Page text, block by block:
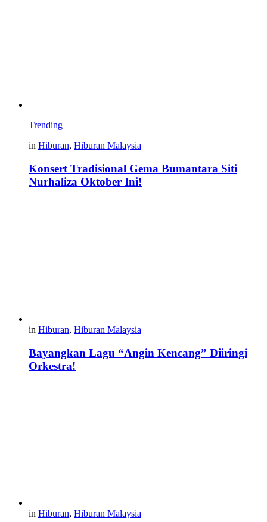
Trending
in Hiburan, Hiburan Malaysia
Konsert Tradisional Gema Bumantara Siti
Nurhaliza Oktober Ini!
in Hiburan, Hiburan Malaysia
Bayangkan Lagu “Angin Kencang” Diiringi
Orkestra!
in Hiburan, Hiburan Malaysia